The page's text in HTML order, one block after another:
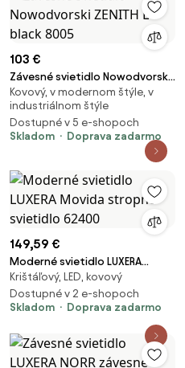
103 €
Závesné svietidlo Nowodvorski
ZENITH L black 8005
Kovový, v modernom štýle, v
industriálnom štýle
Dostupné v 5 e-shopoch
Skladom
Doprava zadarmo
149,59 €
Moderné svietidlo LUXERA
Movida stropné svietidlo
62400
Krištáľový, LED, kovový
Dostupné v 2 e-shopoch
Skladom
Doprava zadarmo